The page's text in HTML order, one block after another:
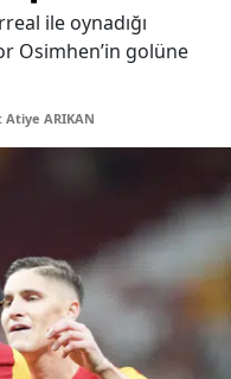
ile oynadığı
Osimhen’in golüne
Atiye ARIKAN